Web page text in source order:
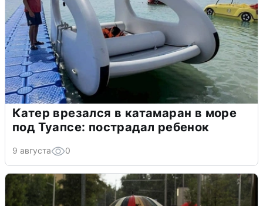
Катер врезался в катамаран в море
под Туапсе: пострадал ребенок
9 августа 0